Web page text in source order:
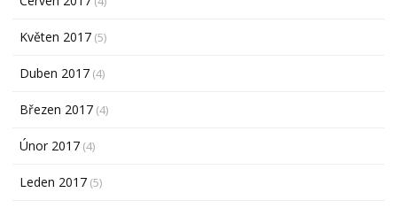
Květen 2017 (5)
Duben 2017 (4)
Březen 2017 (4)
Únor 2017 (4)
Leden 2017 (5)